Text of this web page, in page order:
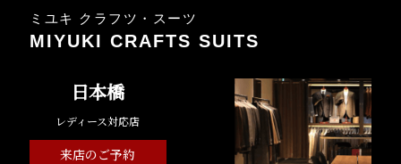
ミユキ クラフツ・スーツ
MIYUKI CRAFTS SUITS
日本橋
レディース対応店
来店のご予約